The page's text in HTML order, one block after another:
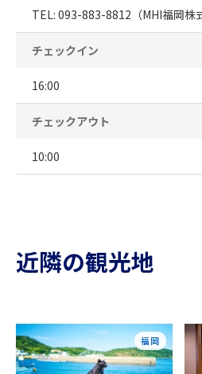
TEL: 093-883-8812（MHI福岡株
チェックイン
16:00
チェックアウト
10:00
近隣の観光地
福岡